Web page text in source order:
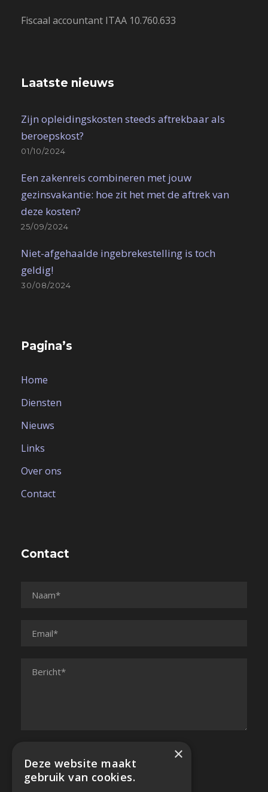
Fiscaal accountant ITAA 10.760.633
Laatste nieuws
Zijn opleidingskosten steeds aftrekbaar als
beroepskost?
01/10/2024
Een zakenreis combineren met jouw
gezinsvakantie: hoe zit het met de aftrek van
deze kosten?
25/09/2024
Niet-afgehaalde ingebrekestelling is toch
geldig!
30/08/2024
Pagina’s
Home
Diensten
Nieuws
Links
Over ons
Contact
Contact
×
Deze website maakt
gebruik van cookies.